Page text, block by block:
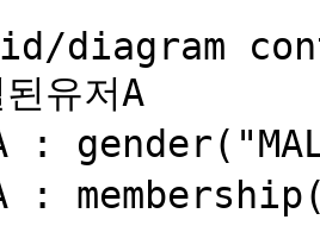
diagram
유저A
A :
A :